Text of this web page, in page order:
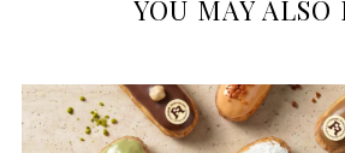
YOU MAY ALSO